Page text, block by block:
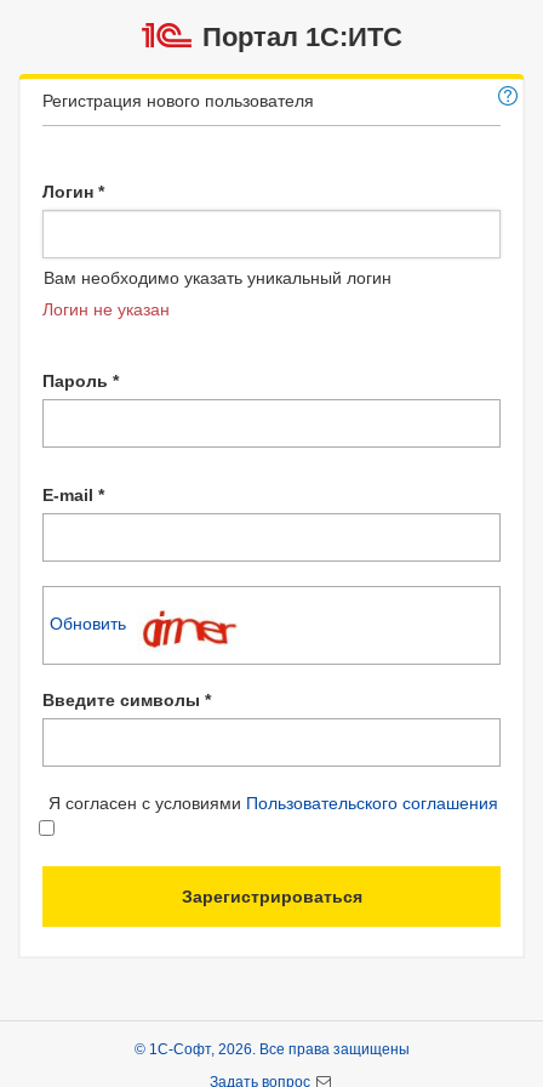
Портал 1C:ИТС
Регистрация нового пользователя
Логин *
Вам необходимо указать уникальный логин
Логин не указан
Пароль *
E-mail *
Обновить
Введите символы *
Я согласен с условиями Пользовательского соглашения
Зарегистрироваться
© 1С-Софт, 2026. Все права защищены
Задать вопрос